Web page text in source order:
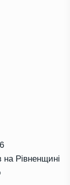
на Рівненщині